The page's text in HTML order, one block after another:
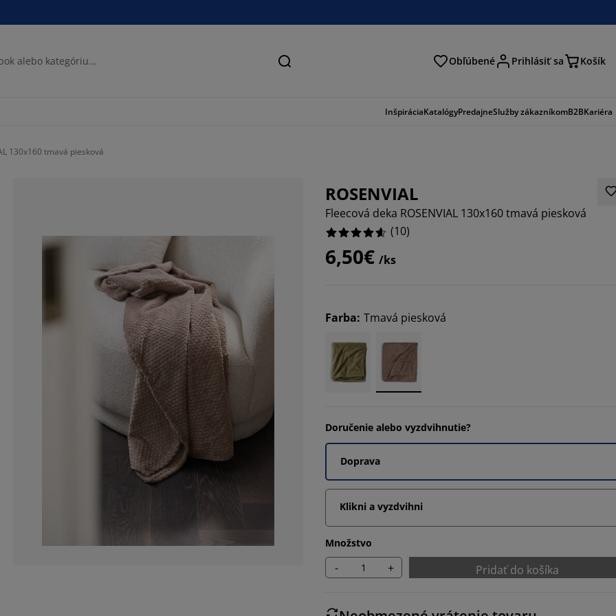
Hľadať Obľúbené Prihlásiť sa Košík
InšpiráciaKatalógyPredajneSlužby zákazníkomB2BKariéra
130x160 tmavá piesková
ROSENVIAL
Fleecová deka ROSENVIAL 130x160 tmavá piesková
(10)
6,50€ /ks
Farba: Tmavá piesková
Doručenie alebo vyzdvihnutie?
Doprava
Klikni a vyzdvihni
Množstvo
- + Pridať do košíka